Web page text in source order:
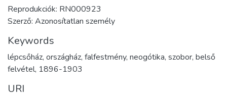
Reprodukciók: RN000923
Szerző: Azonosítatlan személy
Keywords
lépcsőház, országház, falfestmény, neogótika, szobor, belső
felvétel, 1896-1903
URI